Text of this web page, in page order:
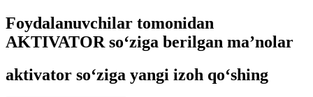
Foydalanuvchilar tomonidan
AKTIVATOR so‘ziga berilgan ma’nolar
aktivator so‘ziga yangi izoh qo‘shing